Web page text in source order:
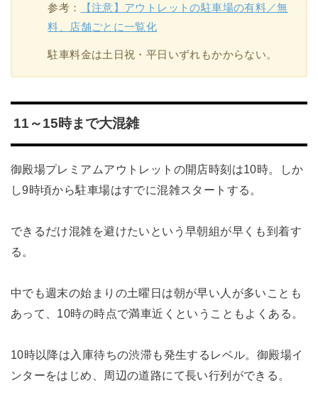
参考：
【注意】アウトレットの駐車場の有料／無
料、店舗ごとに一覧化
駐車料金は土日祝・平日いずれもかからない。
11～15時まで大混雑
御殿場プレミアムアウトレットの開店時刻は10時。しか
し9時頃から駐車場はすでに混雑スタートする。
できるだけ混雑を避けたいという早朝組が早くも到着す
る。
中でも週末の始まりの土曜日は朝が早い人が多いことも
あって、10時の時点で満車近くということもよくある。
10時以降は入庫待ちの渋滞も発生するレベル。御殿場イ
ンターをはじめ、周辺の道路にて長い行列ができる。